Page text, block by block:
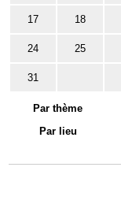
17 18
24 25
31
Par thème
Par lieu